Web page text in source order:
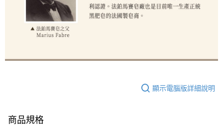
顯示電腦版詳細說明
商品規格